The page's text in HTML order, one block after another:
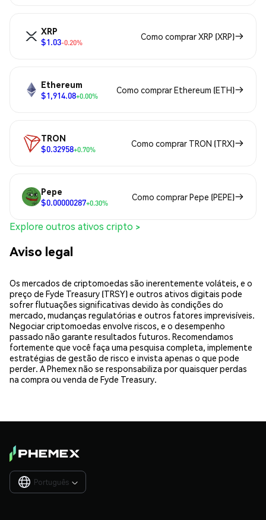
XRP
$1.03-0.20%
Como comprar XRP (XRP)
Ethereum
$1,914.08+0.00%
Como comprar Ethereum (ETH)
TRON
$0.32958+0.70%
Como comprar TRON (TRX)
Pepe
$0.00000287+0.30%
Como comprar Pepe (PEPE)
Explore outros ativos cripto >
Aviso legal
Os mercados de criptomoedas são inerentemente voláteis, e o
preço de Fyde Treasury (TRSY) e outros ativos digitais pode
sofrer flutuações significativas devido às condições do
mercado, mudanças regulatórias e outros fatores imprevisíveis.
Negociar criptomoedas envolve riscos, e o desempenho
passado não garante resultados futuros. Recomendamos
fortemente que você faça uma pesquisa completa, implemente
estratégias de gestão de risco e invista apenas o que pode
perder. A Phemex não se responsabiliza por quaisquer perdas
na compra ou venda de Fyde Treasury.
Português 